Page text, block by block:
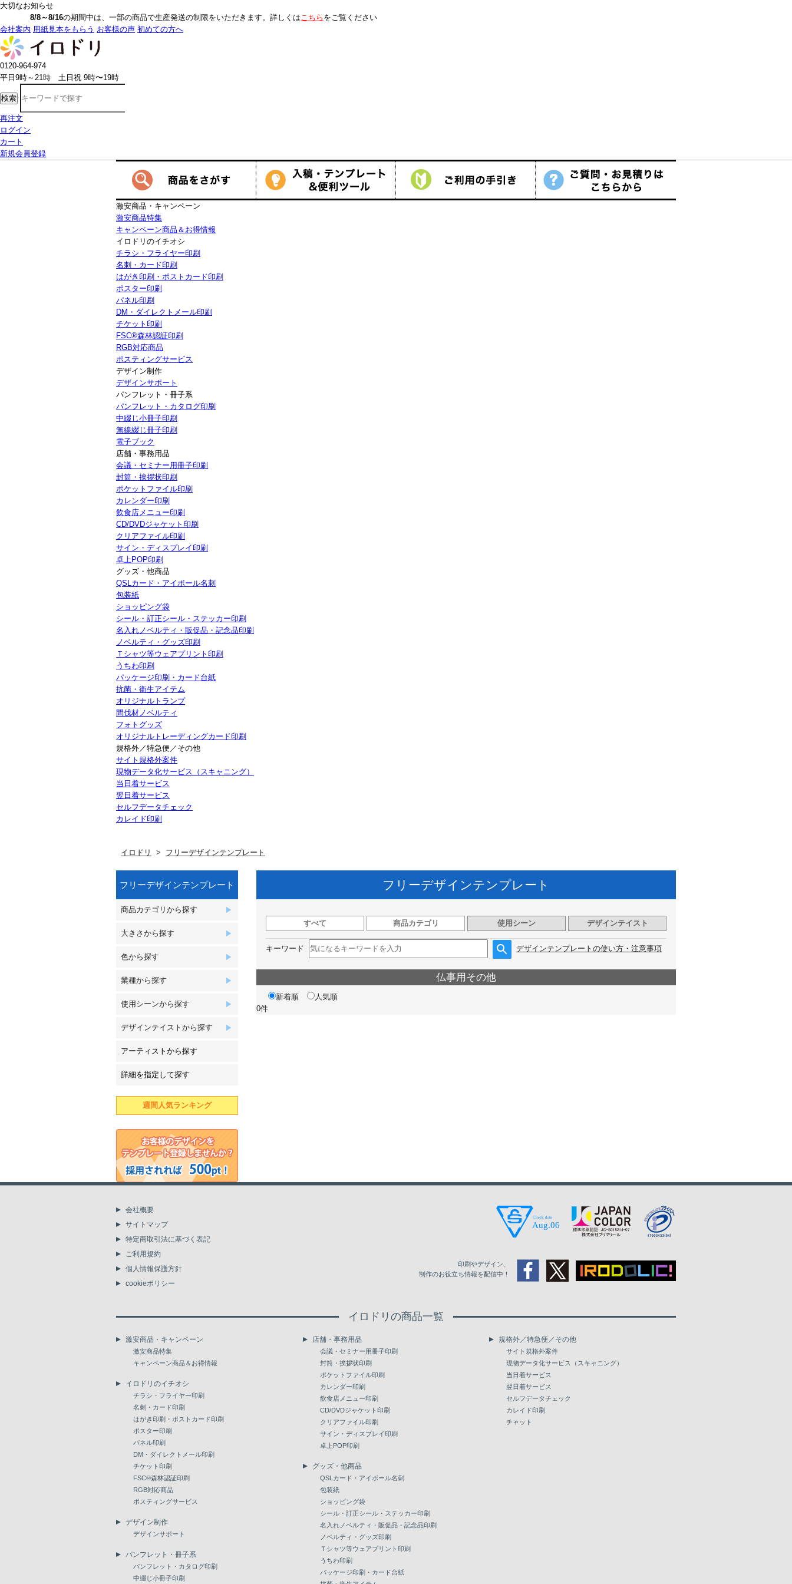
大切なお知らせ
8/8～8/16の期間中は、一部の商品で生産発送の制限をいただきます。詳しくはこちらをご覧ください
会社案内 用紙見本をもらう お客様の声 初めての方へ
0120-964-974
平日9時～21時 土日祝 9時〜19時
検索
再注文
ログイン
カート
新規会員登録
激安商品・キャンペーン
激安商品特集
キャンペーン商品＆お得情報
イロドリのイチオシ
チラシ・フライヤー印刷
名刺・カード印刷
はがき印刷・ポストカード印刷
ポスター印刷
パネル印刷
DM・ダイレクトメール印刷
チケット印刷
FSC®森林認証印刷
RGB対応商品
ポスティングサービス
デザイン制作
デザインサポート
パンフレット・冊子系
パンフレット・カタログ印刷
中綴じ小冊子印刷
無線綴じ冊子印刷
電子ブック
店舗・事務用品
会議・セミナー用冊子印刷
封筒・挨拶状印刷
ポケットファイル印刷
カレンダー印刷
飲食店メニュー印刷
CD/DVDジャケット印刷
クリアファイル印刷
サイン・ディスプレイ印刷
卓上POP印刷
グッズ・他商品
QSLカード・アイボール名刺
包装紙
ショッピング袋
シール・訂正シール・ステッカー印刷
名入れノベルティ・販促品・記念品印刷
ノベルティ・グッズ印刷
Ｔシャツ等ウェアプリント印刷
うちわ印刷
パッケージ印刷・カード台紙
抗菌・衛生アイテム
オリジナルトランプ
間伐材ノベルティ
フォトグッズ
オリジナルトレーディングカード印刷
規格外／特急便／その他
サイト規格外案件
現物データ化サービス（スキャニング）
当日着サービス
翌日着サービス
セルフデータチェック
カレイド印刷
イロドリ フリーデザインテンプレート
フリーデザインテンプレート
商品カテゴリから探す
大きさから探す
色から探す
業種から探す
使用シーンから探す
デザインテイストから探す
アーティストから探す
詳細を指定して探す
週間人気ランキング
フリーデザインテンプレート
すべて 商品カテゴリ 使用シーン デザインテイスト
キーワード デザインテンプレートの使い方・注意事項
仏事用その他
新着順
人気順
0件
会社概要
サイトマップ
特定商取引法に基づく表記
ご利用規約
個人情報保護方針
cookieポリシー
印刷やデザイン、
制作のお役立ち情報を配信中！
イロドリの商品一覧
激安商品・キャンペーン
激安商品特集
キャンペーン商品＆お得情報
イロドリのイチオシ
チラシ・フライヤー印刷
名刺・カード印刷
はがき印刷・ポストカード印刷
ポスター印刷
パネル印刷
DM・ダイレクトメール印刷
チケット印刷
FSC®森林認証印刷
RGB対応商品
ポスティングサービス
デザイン制作
デザインサポート
パンフレット・冊子系
パンフレット・カタログ印刷
中綴じ小冊子印刷
店舗・事務用品
会議・セミナー用冊子印刷
封筒・挨拶状印刷
ポケットファイル印刷
カレンダー印刷
飲食店メニュー印刷
CD/DVDジャケット印刷
クリアファイル印刷
サイン・ディスプレイ印刷
卓上POP印刷
グッズ・他商品
QSLカード・アイボール名刺
包装紙
ショッピング袋
シール・訂正シール・ステッカー印刷
名入れノベルティ・販促品・記念品印刷
ノベルティ・グッズ印刷
Ｔシャツ等ウェアプリント印刷
うちわ印刷
パッケージ印刷・カード台紙
規格外／特急便／その他
サイト規格外案件
現物データ化サービス（スキャニング）
当日着サービス
翌日着サービス
セルフデータチェック
カレイド印刷
チャット